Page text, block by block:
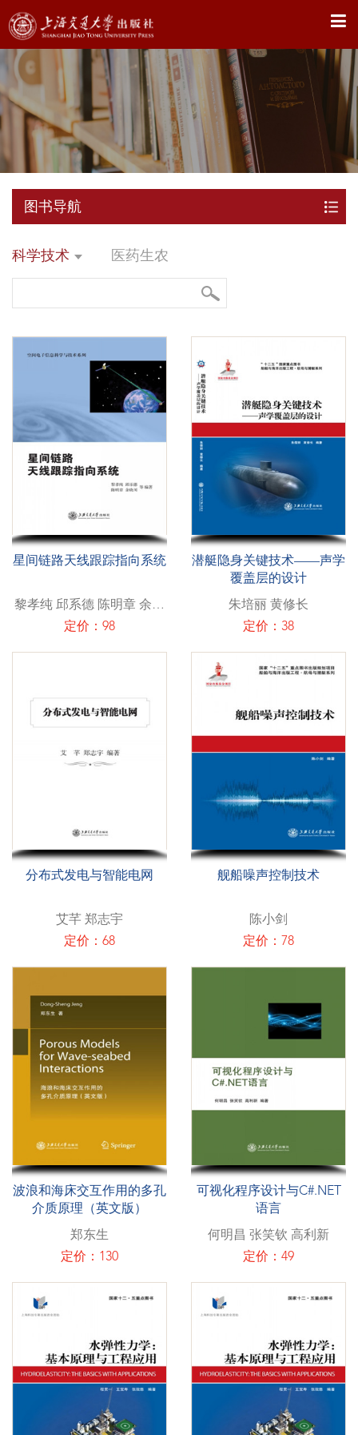
X
图书导航
科学技术 医药生农
星间链路天线跟踪指向系统
黎孝纯 邱系德 陈明章 余晓
川
定价：98
潜艇隐身关键技术——声学
覆盖层的设计
朱培丽 黄修长
定价：38
分布式发电与智能电网
艾芊 郑志宇
定价：68
舰船噪声控制技术
陈小剑
定价：78
波浪和海床交互作用的多孔
介质原理（英文版）
郑东生
定价：130
可视化程序设计与C#.NET
语言
何明昌 张笑钦 高利新
定价：49